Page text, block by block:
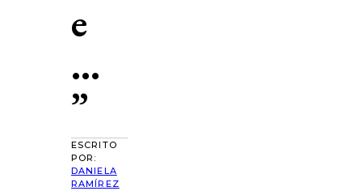
e
…
”
ESCRITO
POR:
DANIELA
RAMÍREZ